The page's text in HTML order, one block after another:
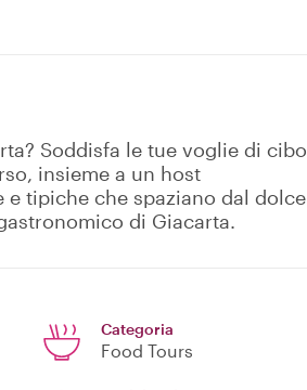
Soddisfa le tue voglie di cibo
insieme a un host
tipiche che spaziano dal dolce
di Giacarta.
Categoria
Food Tours